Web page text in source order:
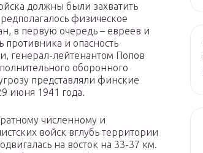
должны были захватить
физическое
в первую очередь – евреев и
и опасность
генерал-лейтенантом Попов
оборонного
представляли финские
июня 1941 года.
численному и
войск вглубь территории
на восток на 33-37 км.